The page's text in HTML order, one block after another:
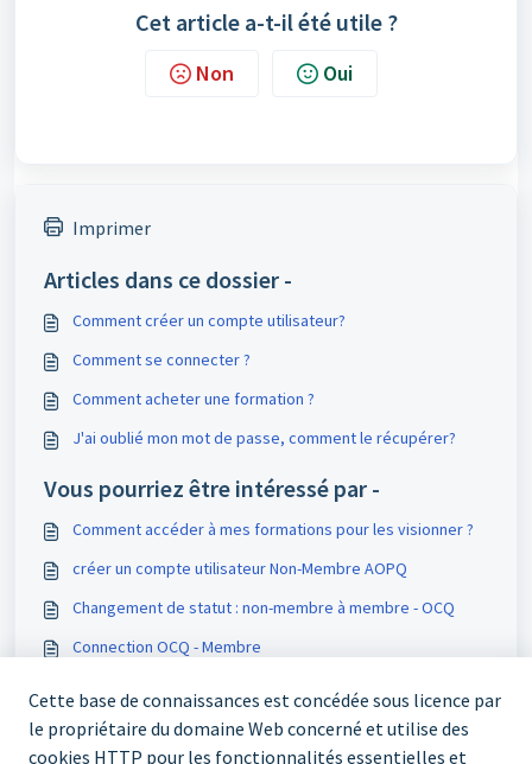
Cet article a-t-il été utile ?
Non Oui
Imprimer
Articles dans ce dossier -
Comment créer un compte utilisateur?
Comment se connecter ?
Comment acheter une formation ?
J'ai oublié mon mot de passe, comment le récupérer?
Vous pourriez être intéressé par -
Comment accéder à mes formations pour les visionner ?
créer un compte utilisateur Non-Membre AOPQ
Changement de statut : non-membre à membre - OCQ
Connection OCQ - Membre
Cette base de connaissances est concédée sous licence par
le propriétaire du domaine Web concerné et utilise des
cookies HTTP pour les fonctionnalités essentielles et